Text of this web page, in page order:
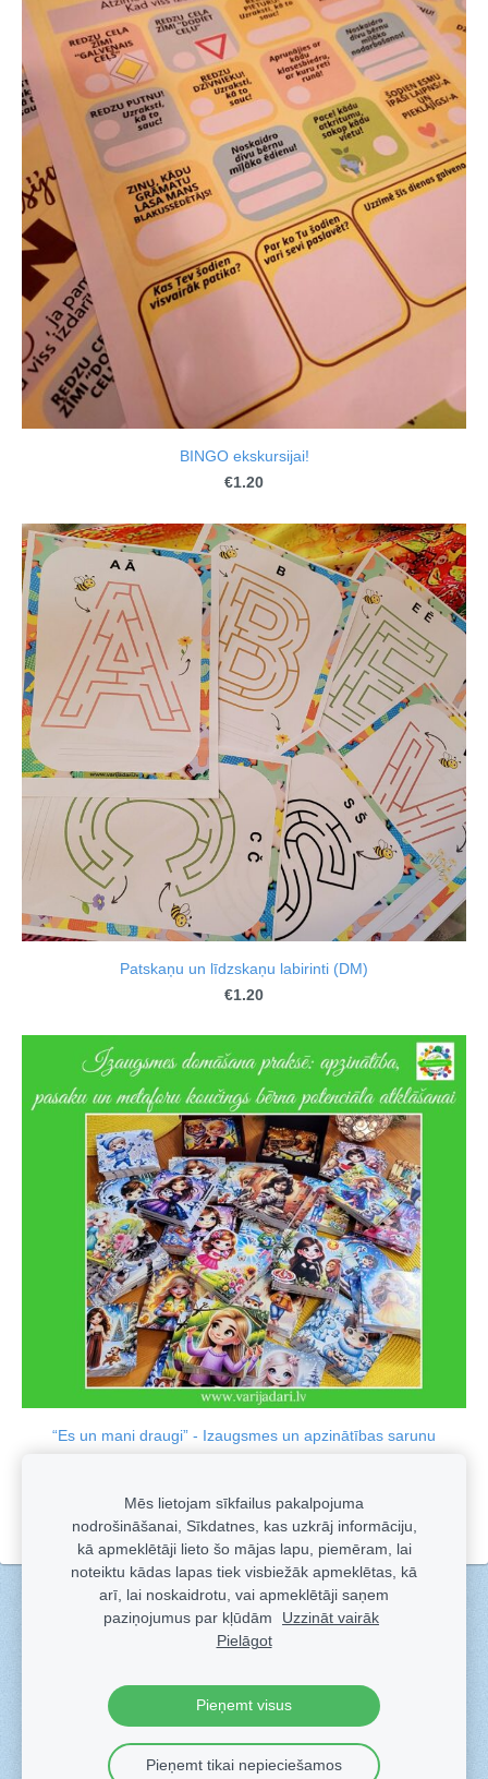
BINGO ekskursijai!
€1.20
Patskaņu un līdzskaņu labirinti (DM)
€1.20
“Es un mani draugi” - Izaugsmes un apzinātības sarunu
Sīkdatnes
builder.
Mēs lietojam sīkfailus pakalpojuma
nodrošināšanai, Sīkdatnes, kas uzkrāj informāciju,
kā apmeklētāji lieto šo mājas lapu, piemēram, lai
noteiktu kādas lapas tiek visbiežāk apmeklētas, kā
arī, lai noskaidrotu, vai apmeklētāji saņem
paziņojumus par kļūdām
Uzzināt vairāk
Pielāgot
Pieņemt visus
Pieņemt tikai nepieciešamos